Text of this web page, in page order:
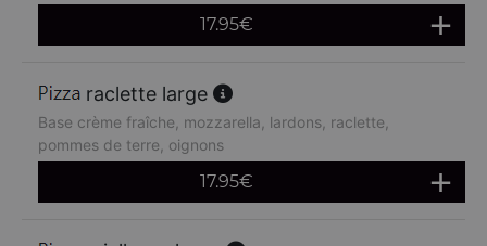
17.95€
raclette large
Base crème fraîche, mozzarella, lardons, raclette,
pommes de terre, oignons
17.95€